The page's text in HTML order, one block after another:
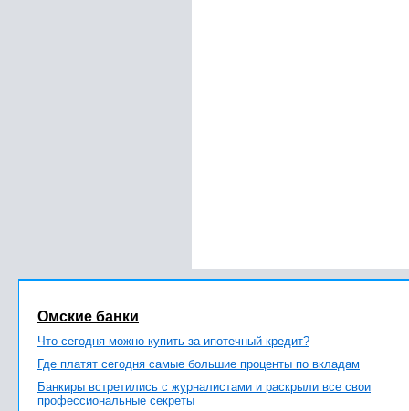
Омские банки
Что сегодня можно купить за ипотечный кредит?
Где платят сегодня самые большие проценты по вкладам
Банкиры встретились с журналистами и раскрыли все свои
профессиональные секреты